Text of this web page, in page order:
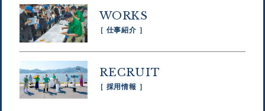
WORKS
［ 仕事紹介 ］
RECRUIT
［ 採用情報 ］